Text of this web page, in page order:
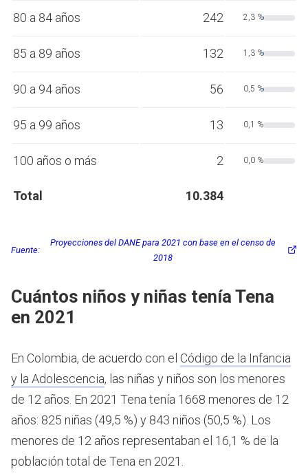
80 a 84 años 242 2,3 %
85 a 89 años 132 1,3 %
90 a 94 años 56 0,5 %
95 a 99 años 13 0,1 %
100 años o más 2 0,0 %
Total 10.384
Fuente:
Proyecciones del DANE para 2021 con base en el censo de
2018
Cuántos niños y niñas tenía Tena
en 2021
En Colombia, de acuerdo con el Código de la Infancia
y la Adolescencia, las niñas y niños son los menores
de 12 años. En 2021 Tena tenía 1668 menores de 12
años: 825 niñas (49,5 %) y 843 niños (50,5 %). Los
menores de 12 años representaban el 16,1 % de la
población total de Tena en 2021.